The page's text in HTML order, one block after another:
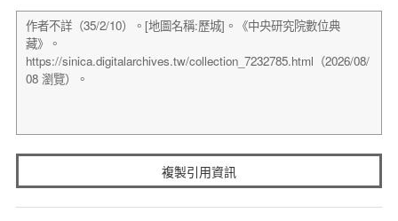
複製引用資訊